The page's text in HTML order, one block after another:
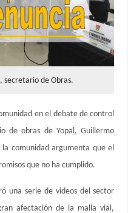
secretario de Obras.
en el debate de control
de obras de Yopal, Guillermo
comunidad argumenta que el
que no ha cumplido.
una serie de videos del sector
afectación de la malla vial,